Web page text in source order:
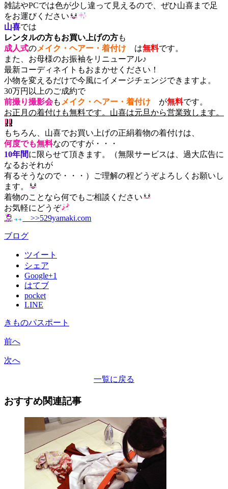
雑誌やPCでは色が少し違って見えるので、ぜひ山喜まで足
をお運びください
山喜では
レンタルの方もお買い上げの方も
成人式のメイク・ヘアー・着付け は無料です。
また、お母様のお振袖をリニューアル♪
最新コーディネイトもおまかせください！
小物を変えるだけで今風にイメージチェンジできますよ。
30万円以上のご成約で
前撮り撮影会も メイク・ヘアー・着付け が無料です。
お正月の着付けも無料です。山喜は元旦から営業致します。
もちろん、山喜でお買い上げの正絹着物の着付けは、
何度でも無料なのですが・・・
10年間に限らせて頂きます。（無限サービスは、過大広告に
なるおそれが
有るそうなので・・・）ご理解の程どうぞよろしくお願いし
ます。
着物のことなら何でもご相談ください
お気軽にどうぞ
>>529yamaki.com
ブログ
ツイート
シェア
Google+1
はてブ
pocket
LINE
きものパスポート
前へ
次へ
一覧に戻る
おすすめ関連記事